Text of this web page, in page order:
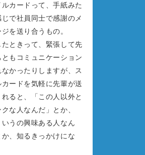
ルカードって、手紙みた
じで社員同士で感謝のメ
を送り合うもの。
たときって、緊張して先
ともコミュニケーション
かったりしますが、ス
カードを気軽に先輩が送
れると、「この人以外と
な人なんだ」とか、
いうの興味ある人なん
か、知るきっかけにな